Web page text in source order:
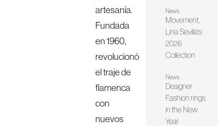
artesanía.
Fundada
en 1960,
revolucionó
el traje de
flamenca
con
nuevos
News
Movement,
Lina Sevilla's
2026
Collection
News
Designer
Fashion rings
in the New
Year